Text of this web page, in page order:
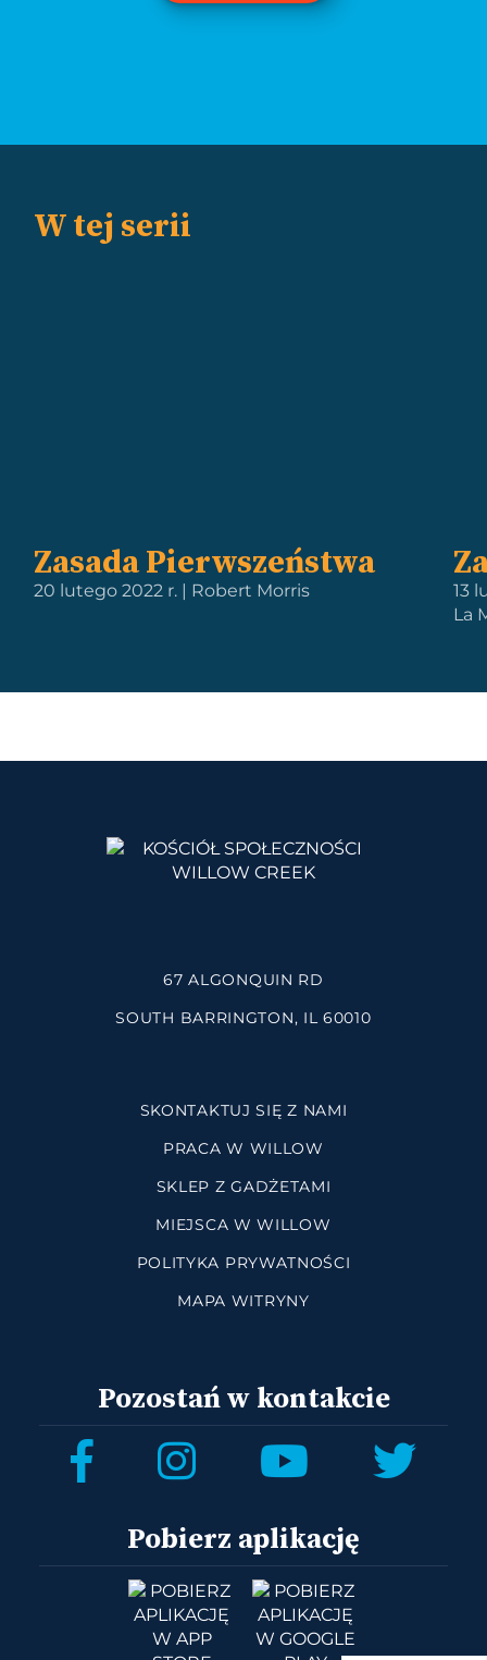
W tej serii
Zasada Pierwszeństwa
20 lutego 2022 r. | Robert Morris
13
La
67 ALGONQUIN RD
SOUTH BARRINGTON, IL 60010
SKONTAKTUJ SIĘ Z NAMI
PRACA W WILLOW
SKLEP Z GADŻETAMI
MIEJSCA W WILLOW
POLITYKA PRYWATNOŚCI
MAPA WITRYNY
Pozostań w kontakcie
Pobierz aplikację